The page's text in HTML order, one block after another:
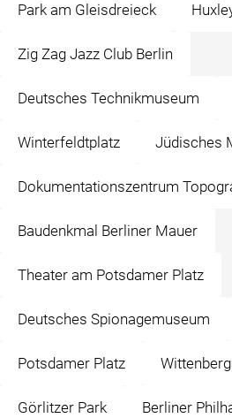
Park am Gleisdreieck
Zig Zag Jazz Club Berlin
Deutsches Technikmuseum
Winterfeldtplatz Jüdisches
Dokumentationszentrum
Baudenkmal Berliner Mauer
Theater am Potsdamer Platz
Deutsches Spionagemuseum
Potsdamer Platz
Görlitzer Park Berliner